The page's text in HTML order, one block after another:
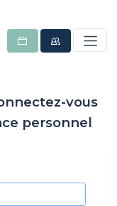
vous
personnel